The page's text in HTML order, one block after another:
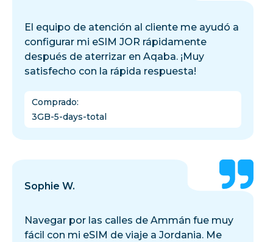
El equipo de atención al cliente me ayudó a
configurar mi eSIM JOR rápidamente
después de aterrizar en Aqaba. ¡Muy
satisfecho con la rápida respuesta!
Comprado:
3GB-5-days-total
Sophie W.
Navegar por las calles de Ammán fue muy
fácil con mi eSIM de viaje a Jordania. Me